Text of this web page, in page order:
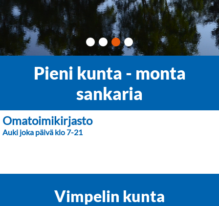
Pieni kunta - monta
sankaria
Omatoimikirjasto
Auki joka päivä klo 7-21
Vimpelin kunta